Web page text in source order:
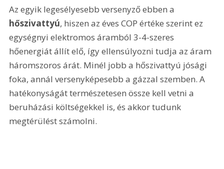
Az egyik legesélyesebb versenyző ebben a
hőszivattyú, hiszen az éves COP értéke szerint ez
egységnyi elektromos áramból 3-4-szeres
hőenergiát állít elő, így ellensúlyozni tudja az áram
háromszoros árát. Minél jobb a hőszivattyú jósági
foka, annál versenyképesebb a gázzal szemben. A
hatékonyságát természetesen össze kell vetni a
beruházási költségekkel is, és akkor tudunk
megtérülést számolni.